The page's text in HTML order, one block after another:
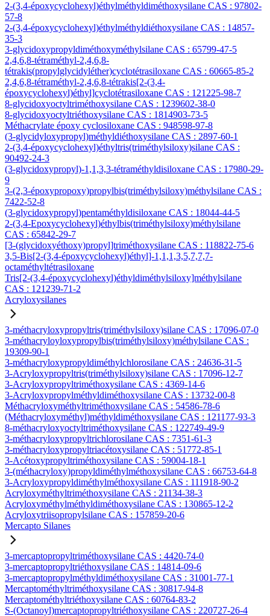
2-(3,4-époxycyclohexyl)éthylméthyldiméthoxysilane CAS : 97802-
57-8
2-(3,4-époxycyclohexyl)éthylméthyldiéthoxysilane CAS : 14857-
35-3
3-glycidoxypropyldiméthoxyméthylsilane CAS : 65799-47-5
2,4,6,8-tétraméthyl-2,4,6,8-
tétrakis(propylglycidyléther)cyclotétrasiloxane CAS : 60665-85-2
2,4,6,8-tétraméthyl-2,4,6,8-tétrakis[2-(3,4-
époxycyclohexyl)éthyl]cyclotétrasiloxane CAS : 121225-98-7
8-glycidoxyoctyltriméthoxysilane CAS : 1239602-38-0
8-glycidoxyoctyltriéthoxysilane CAS : 1814903-73-5
Méthacrylate époxy cyclosiloxane CAS : 948598-97-8
(3-glycidyloxypropyl)méthyldiéthoxysilane CAS : 2897-60-1
2-(3,4-époxycyclohexyl)éthyltris(triméthylsiloxy)silane CAS :
90492-24-3
(3-glycidoxypropyl)-1,1,3,3-tétraméthyldisiloxane CAS : 17980-29-
9
3-(2,3-époxypropoxy)propylbis(triméthylsiloxy)méthylsilane CAS :
7422-52-8
(3-glycidoxypropyl)pentaméthyldisiloxane CAS : 18044-44-5
2-(3,4-Epoxycyclohexyl)éthylbis(triméthylsiloxy)méthylsilane
CAS : 65842-29-7
[3-(glycidoxyéthoxy)propyl]triméthoxysilane CAS : 118822-75-6
3,5-Bis[2-(3,4-époxycyclohexyl)éthyl]-1,1,1,3,5,7,7,7-
octaméthyltétrasiloxane
Tris[2-(3,4-époxycyclohexyl)éthyldiméthylsiloxy]méthylsilane
CAS : 121239-71-2
Acryloxysilanes
3-méthacryloxypropyltris(triméthylsiloxy)silane CAS : 17096-07-0
3-méthacryloyloxypropylbis(triméthylsiloxy)méthylsilane CAS :
19309-90-1
3-méthacryloxypropyldiméthylchlorosilane CAS : 24636-31-5
3-Acryloxypropyltris(triméthylsiloxy)silane CAS : 17096-12-7
3-Acryloxypropyltriméthoxysilane CAS : 4369-14-6
3-Acryloxypropylméthyldiméthoxysilane CAS : 13732-00-8
Méthacryloxyméthyltriméthoxysilane CAS : 54586-78-6
(Méthacryloxyméthyl)méthyldiméthoxysilane CAS : 121177-93-3
8-méthacryloxyoctyltriméthoxysilane CAS : 122749-49-9
3-méthacryloxypropyltrichlorosilane CAS : 7351-61-3
3-méthacryloxypropyltriacétoxysilane CAS : 51772-85-1
3-Acétoxypropyltriméthoxysilane CAS : 59004-18-1
3-(méthacryloxy)propyldiméthylméthoxysilane CAS : 66753-64-8
3-Acryloxypropyldiméthylméthoxysilane CAS : 111918-90-2
Acryloxyméthyltriméthoxysilane CAS : 21134-38-3
Acryloxyméthylméthyldiméthoxysilane CAS : 130865-12-2
Acryloxytriisopropylsilane CAS : 157859-20-6
Mercapto Silanes
3-mercaptopropyltriméthoxysilane CAS : 4420-74-0
3-mercaptopropyltriéthoxysilane CAS : 14814-09-6
3-mercaptopropylméthyldiméthoxysilane CAS : 31001-77-1
Mercaptométhyltriméthoxysilane CAS : 30817-94-8
Mercaptométhyltriéthoxysilane CAS : 60764-83-2
S-(Octanoyl)mercaptopropyltriéthoxysilane CAS : 220727-26-4